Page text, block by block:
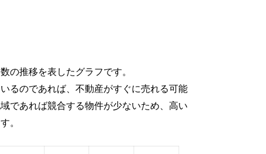
の推移を表したグラフです。
るのであれば、不動産がすぐに売れる可能
であれば競合する物件が少ないため、高い
。